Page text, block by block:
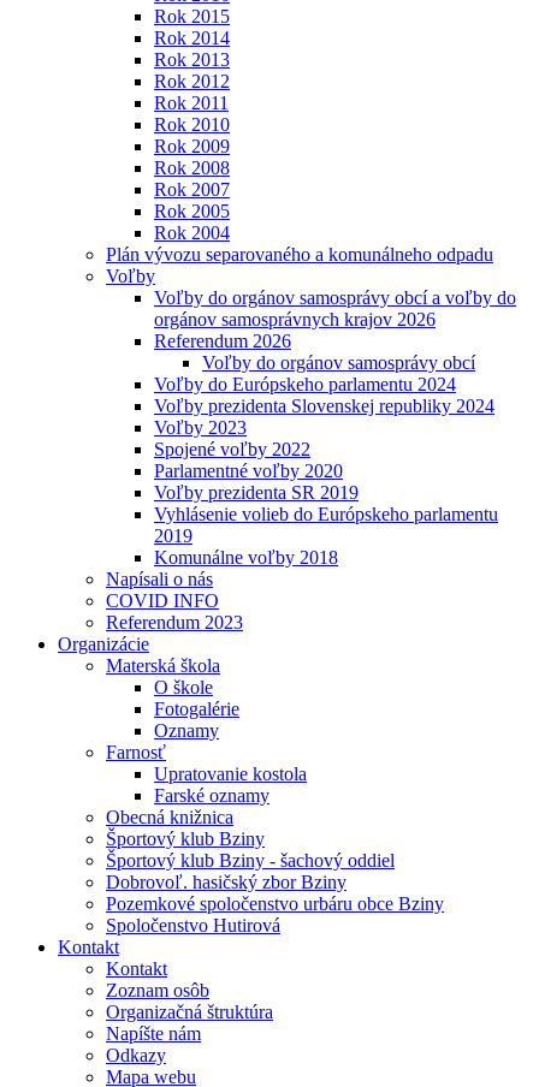
Rok 2015
Rok 2014
Rok 2013
Rok 2012
Rok 2011
Rok 2010
Rok 2009
Rok 2008
Rok 2007
Rok 2005
Rok 2004
Plán vývozu separovaného a komunálneho odpadu
Voľby
Voľby do orgánov samosprávy obcí a voľby do
orgánov samosprávnych krajov 2026
Referendum 2026
Voľby do orgánov samosprávy obcí
Voľby do Európskeho parlamentu 2024
Voľby prezidenta Slovenskej republiky 2024
Voľby 2023
Spojené voľby 2022
Parlamentné voľby 2020
Voľby prezidenta SR 2019
Vyhlásenie volieb do Európskeho parlamentu
2019
Komunálne voľby 2018
Napísali o nás
COVID INFO
Referendum 2023
Organizácie
Materská škola
O škole
Fotogalérie
Oznamy
Farnosť
Upratovanie kostola
Farské oznamy
Obecná knižnica
Športový klub Bziny
Športový klub Bziny - šachový oddiel
Dobrovoľ. hasičský zbor Bziny
Pozemkové spoločenstvo urbáru obce Bziny
Spoločenstvo Hutirová
Kontakt
Kontakt
Zoznam osôb
Organizačná štruktúra
Napíšte nám
Odkazy
Mapa webu